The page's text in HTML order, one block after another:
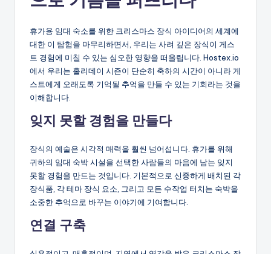
휴가용 임대 숙소를 위한 크리스마스 장식 아이디어의 세계에
대한 이 탐험을 마무리하면서, 우리는 사려 깊은 장식이 게스
트 경험에 미칠 수 있는 심오한 영향을 떠올립니다. Hostex.io
에서 우리는 홀리데이 시즌이 단순히 축하의 시간이 아니라 게
스트에게 오래도록 기억될 추억을 만들 수 있는 기회라는 것을
이해합니다.
잊지 못할 경험을 만들다
장식의 예술은 시각적 매력을 훨씬 넘어섭니다. 휴가를 위해
귀하의 임대 숙박 시설을 선택한 사람들의 마음에 남는 잊지
못할 경험을 만드는 것입니다. 기본적으로 신중하게 배치된 각
장식품, 각 테마 장식 요소, 그리고 모든 수작업 터치는 숙박을
소중한 추억으로 바꾸는 이야기에 기여합니다.
연결 구축